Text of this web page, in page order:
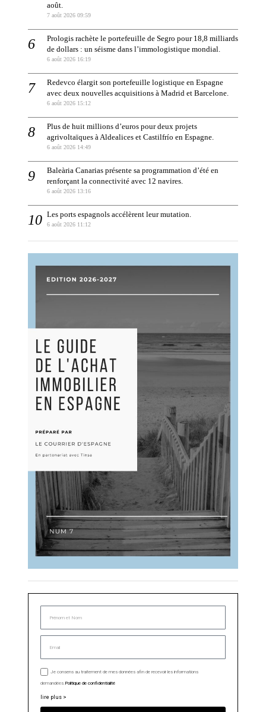
août.
7 août 2026 09:59
Prologis rachète le portefeuille de Segro pour 18,8 milliards
de dollars : un séisme dans l’immologistique mondial.
6 août 2026 16:19
Redevco élargit son portefeuille logistique en Espagne
avec deux nouvelles acquisitions à Madrid et Barcelone.
6 août 2026 15:12
Plus de huit millions d’euros pour deux projets
agrivoltaïques à Aldealices et Castilfrío en Espagne.
6 août 2026 14:49
Baleària Canarias présente sa programmation d’été en
renforçant la connectivité avec 12 navires.
6 août 2026 13:16
Les ports espagnols accélèrent leur mutation.
6 août 2026 11:12
Je consens au traitement de mes données afin de recevoir les informations
demandées.Politique de confidentialité
lire plus >